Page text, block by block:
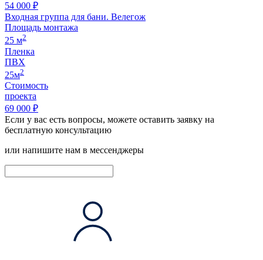
54 000 ₽
Входная группа для бани. Велегож
Площадь монтажа
25 м2
Пленка
ПВХ
25м2
Стоимость
проекта
69 000 ₽
Если у вас есть вопросы, можете оставить заявку на
бесплатную консультацию
или напишите нам в мессенджеры